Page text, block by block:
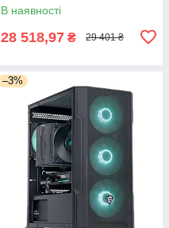
В наявності
28 518,97 ₴ 29 401 ₴
–3%